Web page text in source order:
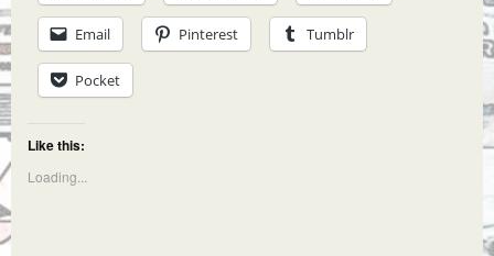
Email Pinterest Tumblr
Pocket
Like this:
Loading...